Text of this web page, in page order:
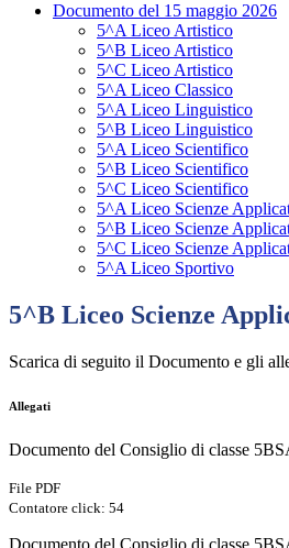
Documento del 15 maggio 2026
5^A Liceo Artistico
5^B Liceo Artistico
5^C Liceo Artistico
5^A Liceo Classico
5^A Liceo Linguistico
5^B Liceo Linguistico
5^A Liceo Scientifico
5^B Liceo Scientifico
5^C Liceo Scientifico
5^A Liceo Scienze
5^B Liceo Scienze
5^C Liceo Scienze
5^A Liceo Sportivo
5^B Liceo Scienze
Scarica di seguito il Documento e gli
Allegati
Documento del Consiglio di classe
File PDF
Contatore click: 54
Documento del Consiglio di classe